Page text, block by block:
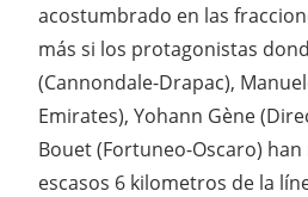
acostumbrado en las
más si los protagonistas
(Cannondale-Drapac),
Emirates), Yohann Gène
Bouet (Fortuneo-Oscaro)
escasos 6 kilometros de la